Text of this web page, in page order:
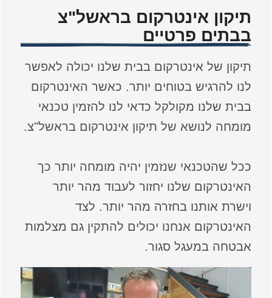
תיקון אינטרקום בראשל"צ
בבתים פרטיים
תיקון של אינטרקום בבית שלנו יכולה לאפשר
לנו להרגיש בטוחים יותר. כאשר האינטרקום
בבית שלנו מקולקל כדאי לנו להזמין טכנאי
מומחה לנושא של תיקון אינטרקום בראשל"צ.
ככל שהטכנאי שנזמין יהיה מומחה יותר כך
האינטרקום שלנו יחזור לעבוד מהר יותר
וישרת אותנו בחזרה מהר יותר. לצד
האינטרקום אנחנו יכולים להתקין גם מצלמות
אבטחה במעגל סגור.